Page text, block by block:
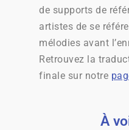
de supports de
artistes de se
mélodies avant
Retrouvez la
finale sur notre
À